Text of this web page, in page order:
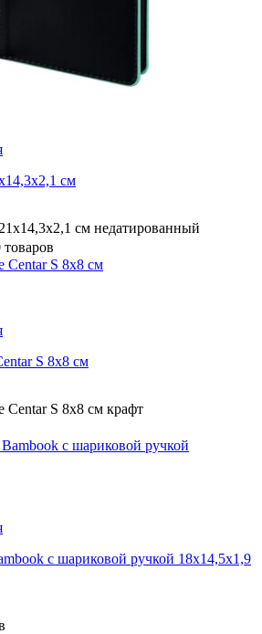
см
недатированный
S 8х8 см
крафт
с шариковой ручкой 18х14,5х1,9